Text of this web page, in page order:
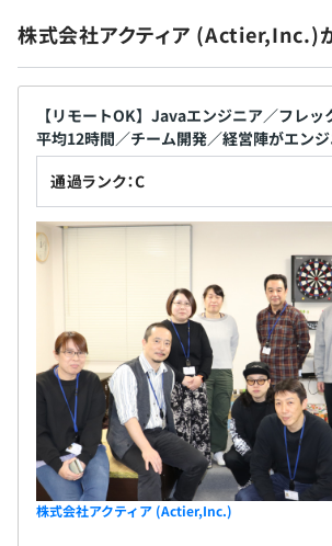
アクティアでは、定性的な評価になり
制度は設けず、担うポジションや役割
する「ジョブディスクリプション制度
す。役割ごとの期待値が明確なため、
る給与体系を実現しています。
アクティアは、CEO、COO、社員 14
上記メンバーに加え、企業やフリーラ
ナーさんと組んで開発体制を構築して
メンバーとしては、パートナーさんも
名で 1 チームを構成しています。
社会保険完備
無期雇用
株式会社アクティア (Actier,Inc.)
【リモートOK】Javaエンジニア／フレ
平均12時間／チーム開発／経営陣がエン
通過ランク：C
株式会社アクティア (Actier,Inc.)